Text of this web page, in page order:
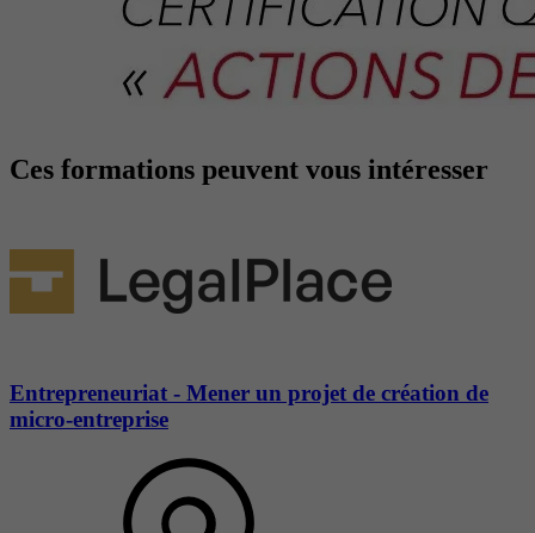
Ces formations peuvent vous intéresser
Entrepreneuriat - Mener un projet de création de
micro-entreprise